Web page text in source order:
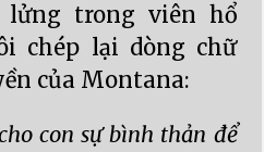
lửng trong viên hổ
chép lại dòng chữ
của Montana:
con sự bình thản để